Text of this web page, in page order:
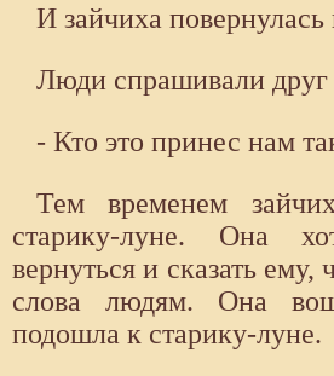
И зайчиха
Люди спрашивали друг
- Кто это принес нам
Тем временем
старику-луне. Она
вернуться и сказать ему,
слова людям. Она
подошла к старику-луне.